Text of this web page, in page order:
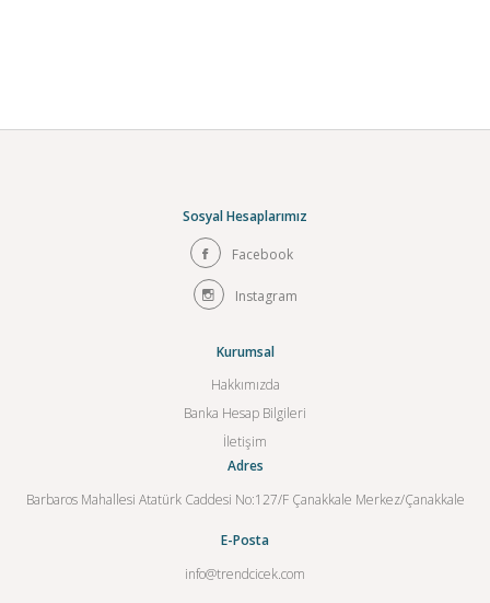
Sosyal Hesaplarımız
Facebook
Instagram
Kurumsal
Hakkımızda
Banka Hesap Bilgileri
İletişim
Adres
Barbaros Mahallesi Atatürk Caddesi No:127/F Çanakkale Merkez/Çanakkale
E-Posta
info@trendcicek.com